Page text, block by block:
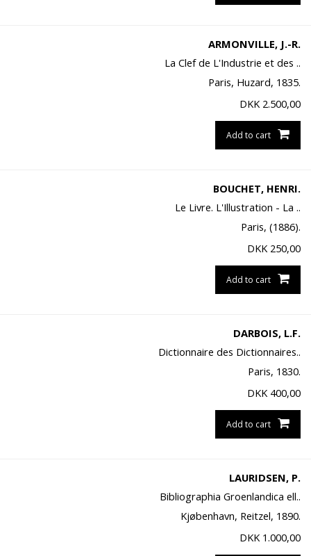
ARMONVILLE, J.-R.
La Clef de L'Industrie et des ..
Paris, Huzard, 1835.
DKK 2.500,00
Add to cart
BOUCHET, HENRI.
Le Livre. L'Illustration - La ..
Paris, (1886).
DKK 250,00
Add to cart
DARBOIS, L.F.
Dictionnaire des Dictionnaires..
Paris, 1830.
DKK 400,00
Add to cart
LAURIDSEN, P.
Bibliographia Groenlandica ell..
Kjøbenhavn, Reitzel, 1890.
DKK 1.000,00